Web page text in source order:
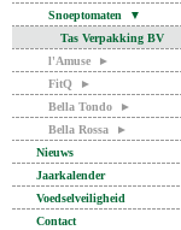
Snoeptomaten
▼
Tas Verpakking BV
l'Amuse
►
FitQ
►
Bella Tondo
►
Bella Rossa
►
Nieuws
Jaarkalender
Voedselveiligheid
Contact